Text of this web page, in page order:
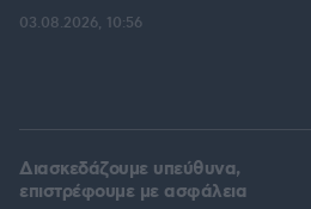
03.08.2026, 10:56
Διασκεδάζουμε υπεύθυνα,
επιστρέφουμε με ασφάλεια